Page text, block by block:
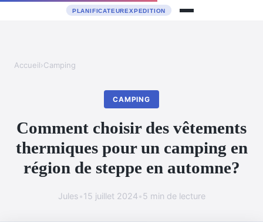
Accueil›Camping
CAMPING
Comment choisir des vêtements
thermiques pour un camping en
région de steppe en automne?
Jules•15 juillet 2024•5 min de lecture